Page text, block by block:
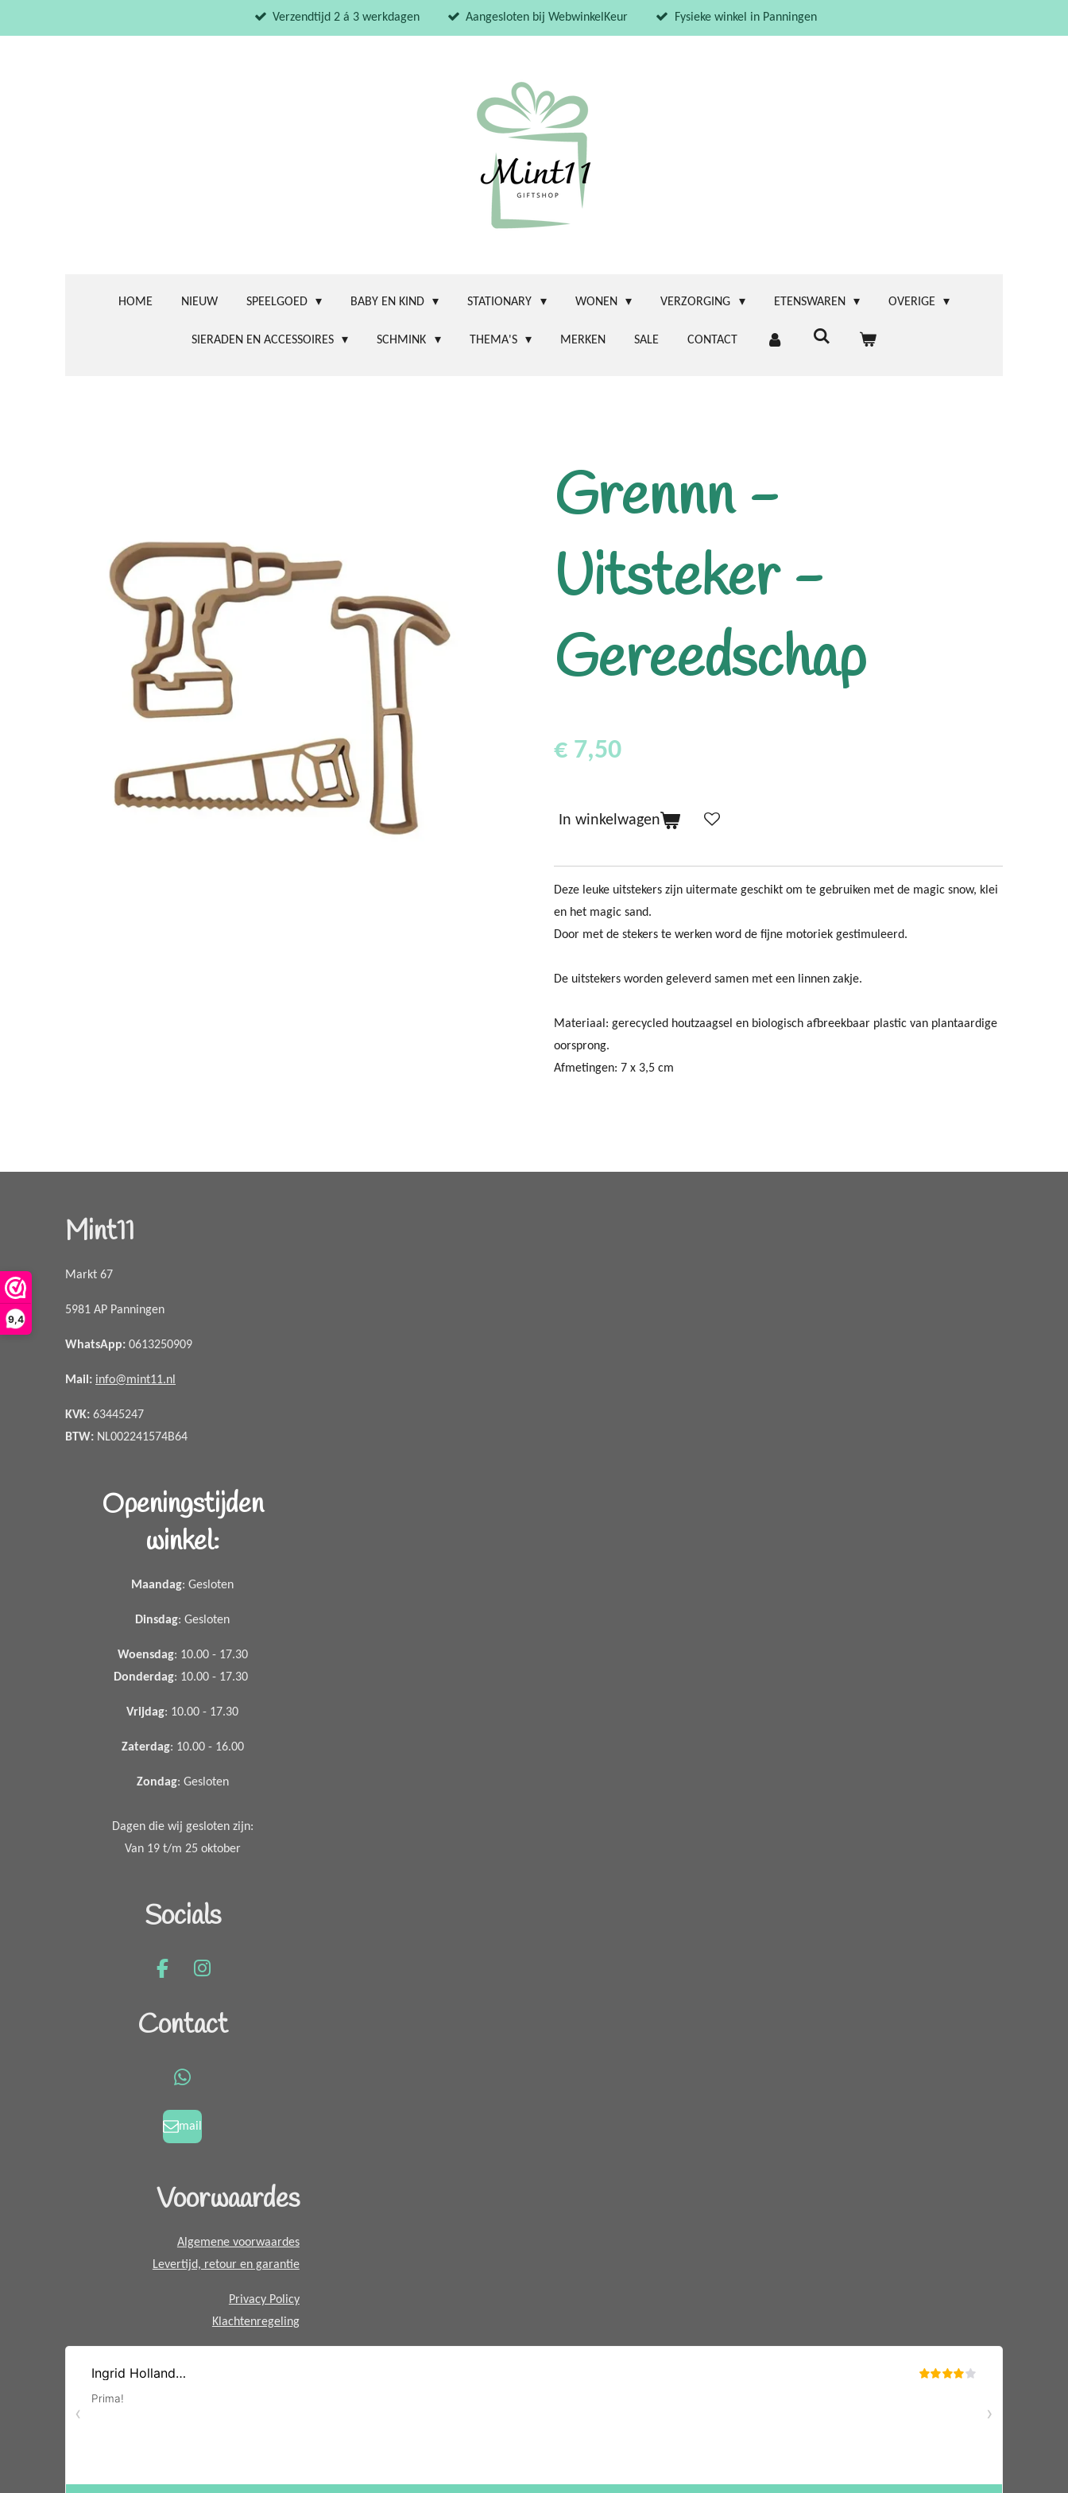
9,4
direct
Verzendtijd 2 á 3 werkdagen Aangesloten bij WebwinkelKeur Fysieke winkel in Panningen
HOME NIEUW SPEELGOED BABY EN KIND STATIONARY WONEN VERZORGING ETENSWAREN OVERIGE
SIERADEN EN ACCESSOIRES SCHMINK THEMA'S MERKEN SALE CONTACT
Grennn -
Uitsteker -
Gereedschap
€ 7,50
In winkelwagen
Deze leuke uitstekers zijn uitermate geschikt om te gebruiken met de magic snow, klei
en het magic sand.
Door met de stekers te werken word de fijne motoriek gestimuleerd.
De uitstekers worden geleverd samen met een linnen zakje.
Materiaal: gerecycled houtzaagsel en biologisch afbreekbaar plastic van plantaardige
oorsprong.
Afmetingen: 7 x 3,5 cm
Mint11
Markt 67
5981 AP Panningen
WhatsApp: 0613250909
Mail: info@mint11.nl
KVK: 63445247
BTW: NL002241574B64
Openingstijden
winkel:
Maandag: Gesloten
Dinsdag: Gesloten
Woensdag: 10.00 - 17.30
Donderdag: 10.00 - 17.30
Vrijdag: 10.00 - 17.30
Zaterdag: 10.00 - 16.00
Zondag: Gesloten
Dagen die wij gesloten zijn:
Van 19 t/m 25 oktober
Socials
F
c
e
k
I
s
t
a
Contact
W
a
t
p
mail
Voorwaardes
Algemene voorwaardes
Levertijd, retour en garantie
Privacy Policy
Klachtenregeling